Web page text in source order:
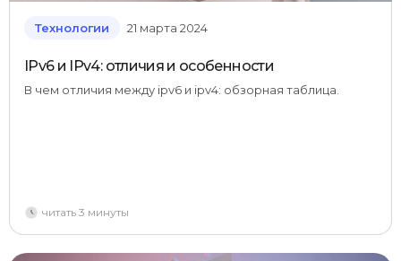
Технологии 21 марта 2024
IPv6 и IPv4: отличия и особенности
В чем отличия между ipv6 и ipv4: обзорная таблица.
читать 3 минуты